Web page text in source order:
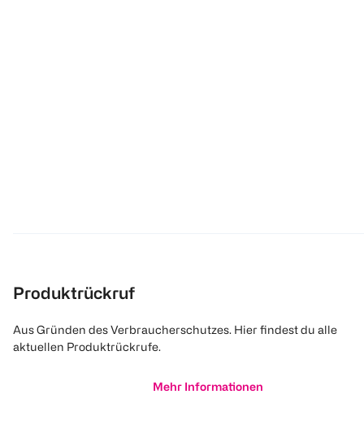
Produktrückruf
Aus Gründen des Verbraucherschutzes. Hier findest du alle
aktuellen Produktrückrufe.
Mehr Informationen